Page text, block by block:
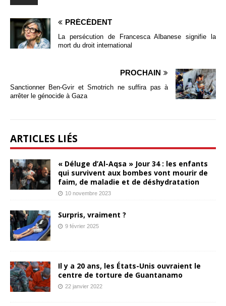
PRÉCÉDENT
La persécution de Francesca Albanese signifie la
mort du droit international
PROCHAIN
Sanctionner Ben-Gvir et Smotrich ne suffira pas à
arrêter le génocide à Gaza
ARTICLES LIÉS
« Déluge d’Al-Aqsa » Jour 34 : les enfants
qui survivent aux bombes vont mourir de
faim, de maladie et de déshydratation
10 novembre 2023
Surpris, vraiment ?
9 février 2025
Il y a 20 ans, les États-Unis ouvraient le
centre de torture de Guantanamo
22 janvier 2022